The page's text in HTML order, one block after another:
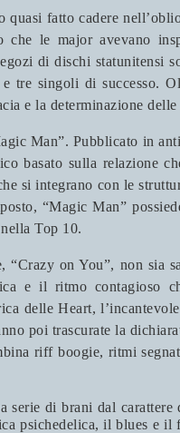
fatto cadere
le major avevano
di dischi statunitensi
tre singoli di successo.
e la determinazione
Man”. Pubblicato in
basato sulla relazione
si integrano con le
“Magic Man”
Top 10.
on You”, non sia
e il ritmo contagioso
delle Heart,
poi trascurate la
riff boogie, ritmi
di brani dal carattere
psichedelica, il blues e